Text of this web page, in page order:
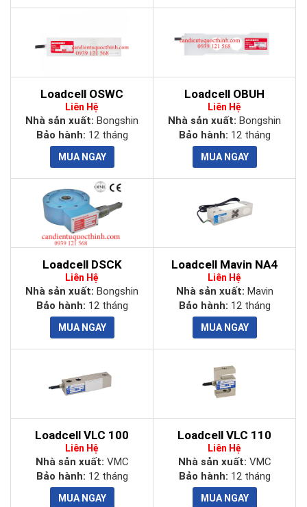
Loadcell OSWC
Liên Hệ
Nhà sản xuất: Bongshin
Bảo hành: 12 tháng
Loadcell OBUH
Liên Hệ
Nhà sản xuất: Bongshin
Bảo hành: 12 tháng
Loadcell DSCK
Liên Hệ
Nhà sản xuất: Bongshin
Bảo hành: 12 tháng
Loadcell Mavin NA4
Liên Hệ
Nhà sản xuất: Mavin
Bảo hành: 12 tháng
Loadcell VLC 100
Liên Hệ
Nhà sản xuất: VMC
Bảo hành: 12 tháng
Loadcell VLC 110
Liên Hệ
Nhà sản xuất: VMC
Bảo hành: 12 tháng